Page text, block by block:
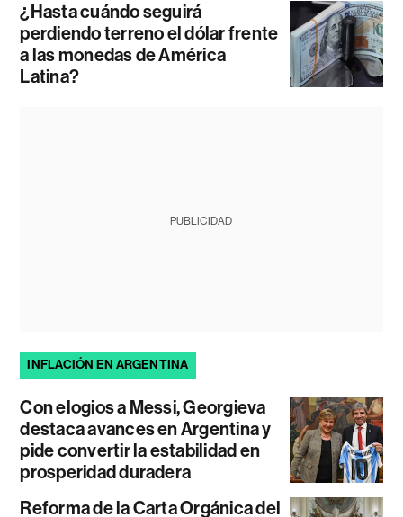
¿Hasta cuándo seguirá
perdiendo terreno el dólar frente
a las monedas de América
Latina?
PUBLICIDAD
INFLACIÓN EN ARGENTINA
Con elogios a Messi, Georgieva
destaca avances en Argentina y
pide convertir la estabilidad en
prosperidad duradera
Reforma de la Carta Orgánica del